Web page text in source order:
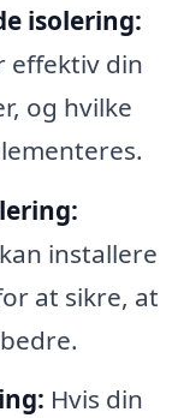
isolering:
effektiv din
og hvilke
installere
at sikre, at
Hvis din